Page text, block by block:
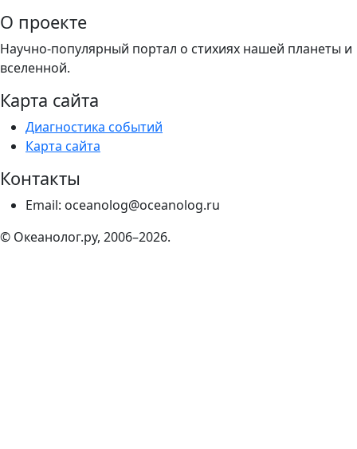
О проекте
Научно-популярный портал о стихиях нашей планеты и
вселенной.
Карта сайта
Диагностика событий
Карта сайта
Контакты
Email: oceanolog@oceanolog.ru
© Океанолог.ру, 2006–2026.